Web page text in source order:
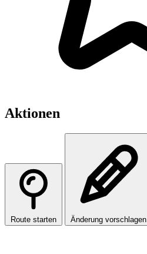
Aktionen
Route starten Änderung vorschlagen